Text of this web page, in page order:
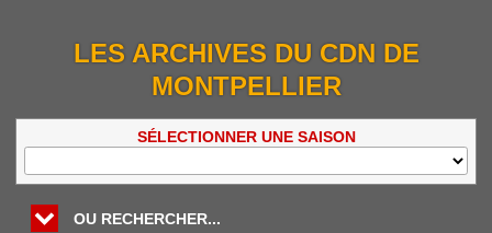
LES ARCHIVES DU CDN DE
MONTPELLIER
SÉLECTIONNER UNE SAISON
OU RECHERCHER...